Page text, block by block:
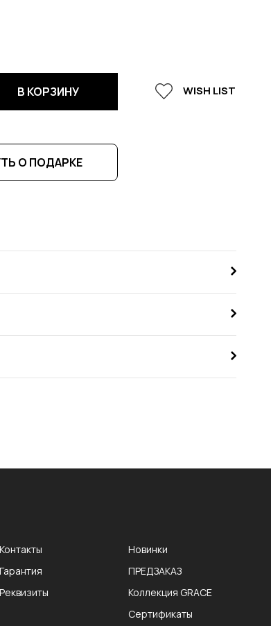
В КОРЗИНУ WISH LIST
О ПОДАРКЕ
Контакты
Гарантия
Реквизиты
Новинки
ПРЕДЗАКАЗ
Коллекция GRACE
Сертификаты